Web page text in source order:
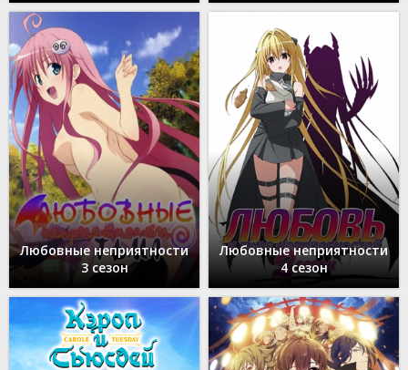
Любовные неприятности
3 сезон
Любовные неприятности
4 сезон